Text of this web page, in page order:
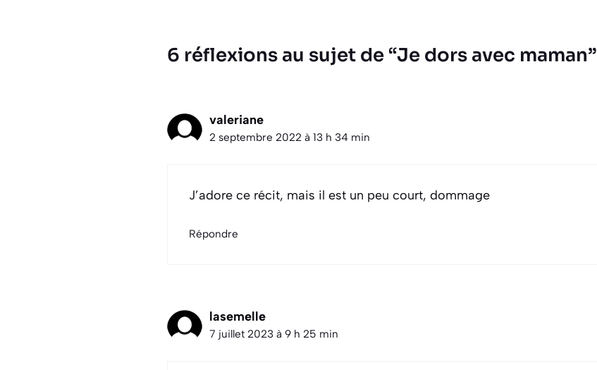
6 réflexions au sujet de “Je dors avec maman”
valeriane
2 septembre 2022 à 13 h 34 min
J’adore ce récit, mais il est un peu court, dommage
Répondre
lasemelle
7 juillet 2023 à 9 h 25 min